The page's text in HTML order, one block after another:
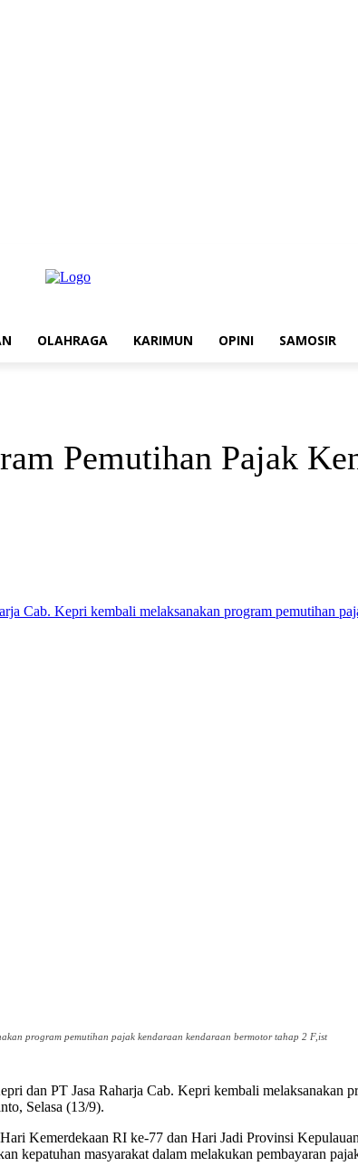
OLAHRAGA KARIMUN OPINI SAMOSIR
Pemutihan Pajak
program pemutihan pajak kendaraan kendaraan bermotor tahap 2 F,ist
PT Jasa Raharja Cab. Kepri kembali melaksanakan
Selasa (13/9).
Kemerdekaan RI ke-77 dan Hari Jadi Provinsi
kepatuhan masyarakat dalam melakukan pembayaran